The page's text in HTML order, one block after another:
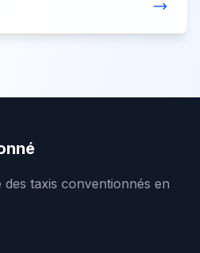
taxis conventionnés en